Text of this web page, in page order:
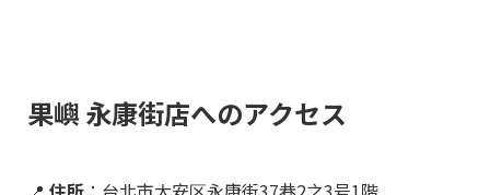
果嶼 永康街店へのアクセス